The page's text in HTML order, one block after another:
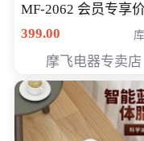
MF-2062 会员专享价268
元
399.00
摩飞电器专卖店